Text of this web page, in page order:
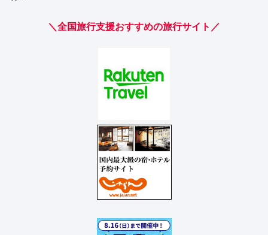
＼全国旅行支援おすすめの旅行サイト／